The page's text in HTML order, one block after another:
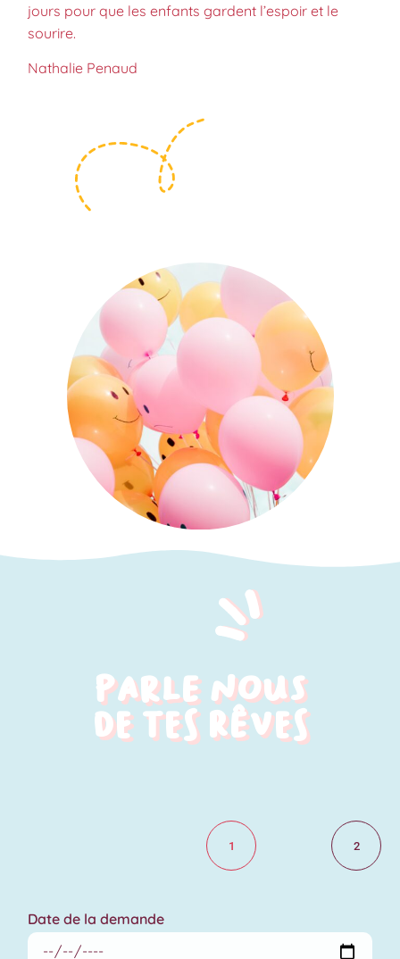
jours pour que les enfants gardent l’espoir et le
sourire.
Nathalie Penaud
parle nous
de tes rêves
1 2
Date de la demande